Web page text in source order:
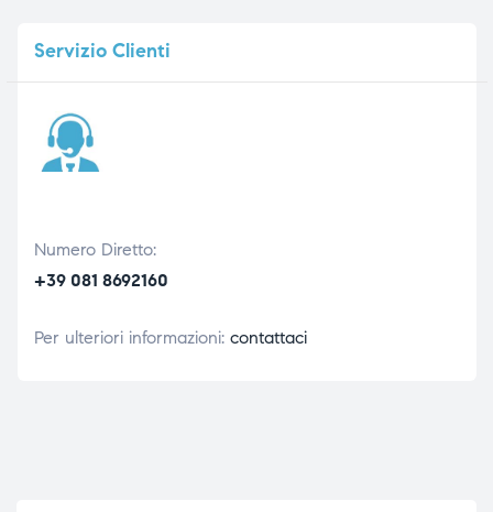
ServizioClienti
Numero Diretto:
+39 081 8692160
Per ulteriori informazioni: contattaci